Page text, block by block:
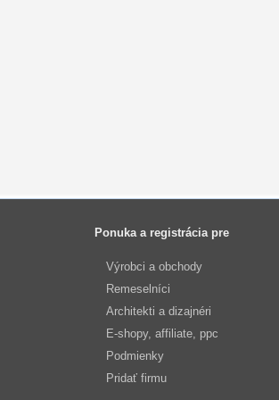
Ponuka a registrácia pre
Výrobci a obchody
Remeselníci
Architekti a dizajnéri
E-shopy, affiliate, ppc
Podmienky
Pridať firmu